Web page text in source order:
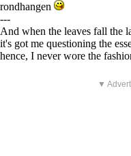
rondhangen
---
And when the leaves fall the
it's got me questioning the
hence, I never wore the
▼